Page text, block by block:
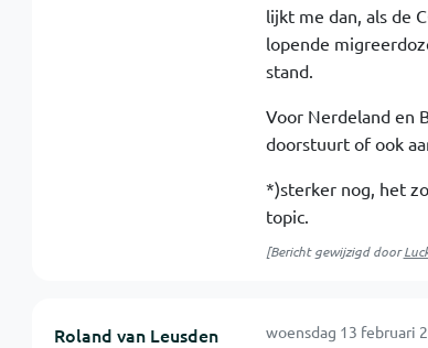
lijkt me dan, als de
lopende
stand.
Voor Nerdeland en
doorstuurt of ook
*)sterker nog, het
topic.
[Bericht gewijzigd door
Roland van Leusden woensdag 13 februari